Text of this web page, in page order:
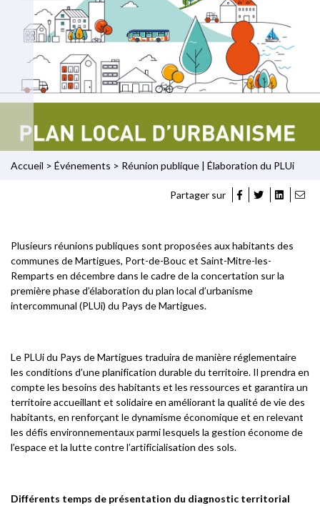
Accueil > Événements > Réunion publique | Élaboration du PLUi
Partager sur
Plusieurs réunions publiques sont proposées aux habitants des
communes de Martigues, Port-de-Bouc et Saint-Mitre-les-
Remparts en décembre dans le cadre de la concertation sur la
première phase d’élaboration du plan local d’urbanisme
intercommunal (PLUi) du Pays de Martigues.
Le PLUi du Pays de Martigues traduira de manière réglementaire
les conditions d’une planification durable du territoire. Il prendra en
compte les besoins des habitants et les ressources et garantira un
territoire accueillant et solidaire en améliorant la qualité de vie des
habitants, en renforçant le dynamisme économique et en relevant
les défis environnementaux parmi lesquels la gestion économe de
l’espace et la lutte contre l’artificialisation des sols.
Différents temps de présentation du diagnostic territorial